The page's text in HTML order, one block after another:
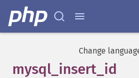
Change
mysql_insert_id